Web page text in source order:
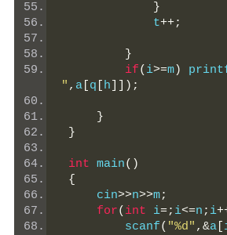
}
             t
++;
}
if( i>=m)
" , a q h ]]);
}
}
int main()
{
     cin
>>n>>m;
for( int i=; i<=n ; i
         scanf
( "%d" ,&a